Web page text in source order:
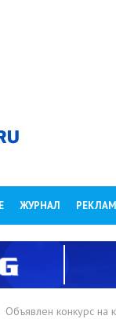
ЖУРНАЛ
Объявлен конкурс на